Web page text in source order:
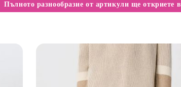
Пълното разнообразие от артикули ще откриете в